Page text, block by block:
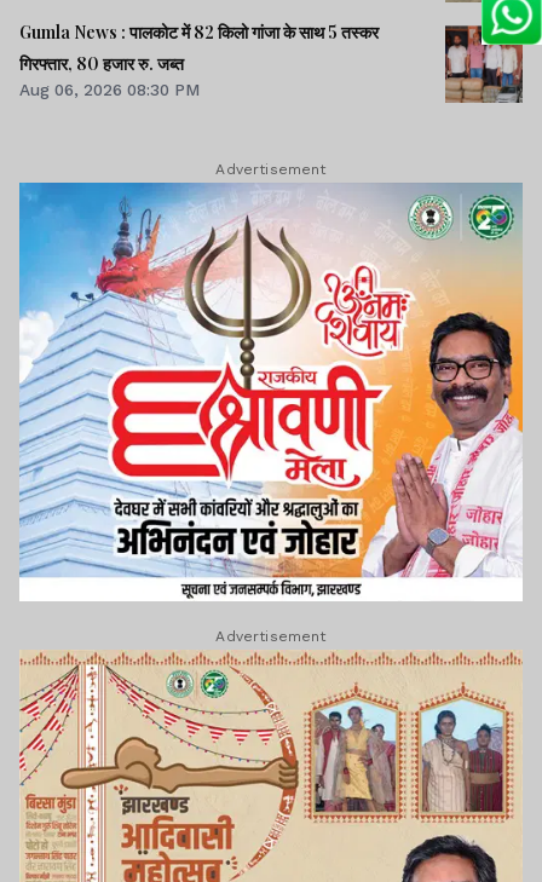
Gumla News : पालकोट में 82 किलो गांजा के साथ 5 तस्कर
गिरफ्तार, 80 हजार रु. जब्त
Aug 06, 2026 08:30 PM
Advertisement
Advertisement